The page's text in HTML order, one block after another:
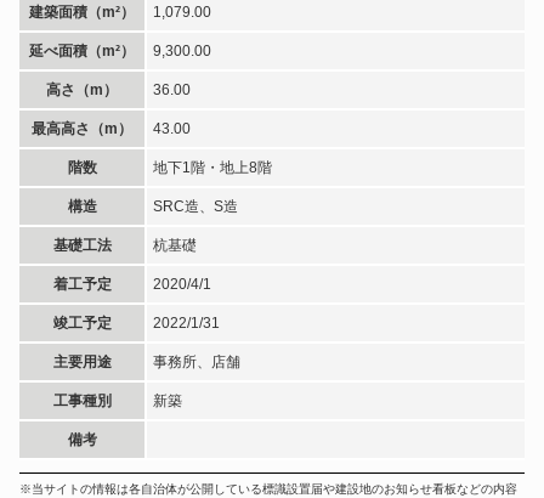
建築面積（m²） 1,079.00
延べ面積（m²） 9,300.00
高さ（m） 36.00
最高高さ（m） 43.00
階数 地下1階・地上8階
構造 SRC造、S造
基礎工法 杭基礎
着工予定 2020/4/1
竣工予定 2022/1/31
主要用途 事務所、店舗
工事種別 新築
備考
※当サイトの情報は各自治体が公開している標識設置届や建設地のお知らせ看板などの内容